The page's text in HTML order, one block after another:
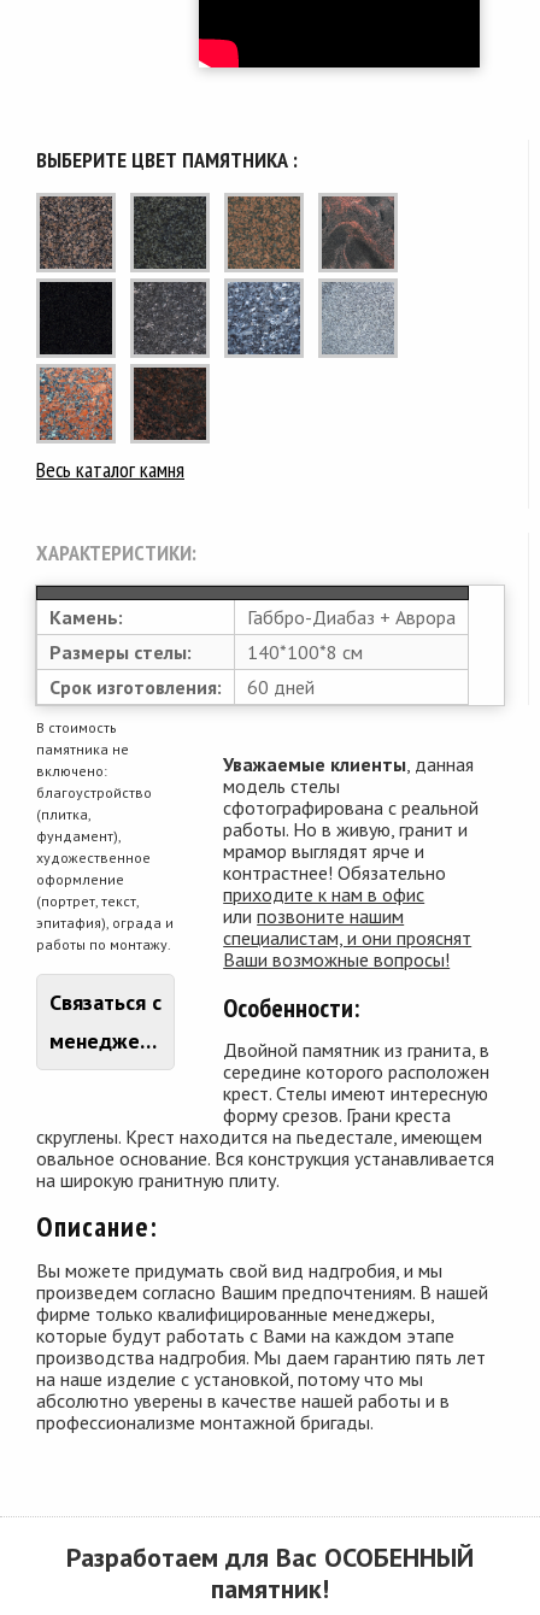
ВЫБЕРИТЕ ЦВЕТ ПАМЯТНИКА :
Весь каталог камня
ХАРАКТЕРИСТИКИ:
Камень:
Габбро-Диабаз + Аврора
Размеры стелы:
140*100*8 см
Срок изготовления:
60 дней
В стоимость
памятника не
включено:
благоустройство
(плитка,
фундамент),
художественное
оформление
(портрет, текст,
эпитафия), ограда и
работы по монтажу.
Связаться с
менеджером
Уважаемые клиенты , данная
модель стелы
сфотографирована с реальной
работы. Но в живую, гранит и
мрамор выглядят ярче и
контрастнее! Обязательно
приходите к нам в офис
илипозвоните нашим
специалистам, и они прояснят
Ваши возможные вопросы!
Особенности:
Двойной памятник из гранита, в
середине которого расположен
крест. Стелы имеют интересную
форму срезов. Грани креста
скруглены. Крест находится на пьедестале, имеющем
овальное основание. Вся конструкция устанавливается
на широкую гранитную плиту.
Описание:
Вы можете придумать свой вид надгробия, и мы
произведем согласно Вашим предпочтениям. В нашей
фирме только квалифицированные менеджеры,
которые будут работать с Вами на каждом этапе
производства надгробия. Мы даем гарантию пять лет
на наше изделие с установкой, потому что мы
абсолютно уверены в качестве нашей работы и в
профессионализме монтажной бригады.
Разработаем для Вас ОСОБЕННЫЙ
памятник!